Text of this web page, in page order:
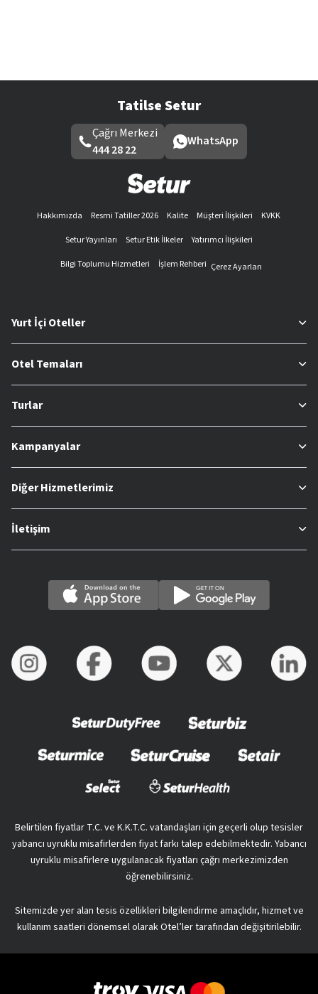
Tatilse Setur
Çağrı Merkezi
444 28 22
WhatsApp
Hakkımızda Resmi Tatiller 2026 Kalite Müşteri İlişkileri
KVKK
Setur Yayınları
Setur Etik İlkeler
Yatırımcı İlişkileri
Bilgi Toplumu Hizmetleri
İşlem Rehberi Çerez Ayarları
Yurt İçi Oteller
Otel Temaları
Turlar
Kampanyalar
Diğer Hizmetlerimiz
İletişim
Belirtilen fiyatlar T.C. ve K.K.T.C. vatandaşları için geçerli olup tesisler
yabancı uyruklu misafirlerden fiyat farkı talep edebilmektedir. Yabancı
uyruklu misafirlere uygulanacak fiyatları çağrı merkezimizden
öğrenebilirsiniz.
Sitemizde yer alan tesis özellikleri bilgilendirme amaçlıdır, hizmet ve
kullanım saatleri dönemsel olarak Otel’ler tarafından değişitirilebilir.